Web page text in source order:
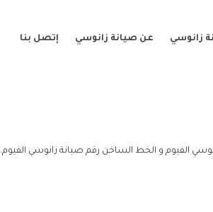
زانوسي عن صيانة زانوسي إتصل بنا
الفيوم و الخط الساخن رقم صيانة زانوسي الفيوم.